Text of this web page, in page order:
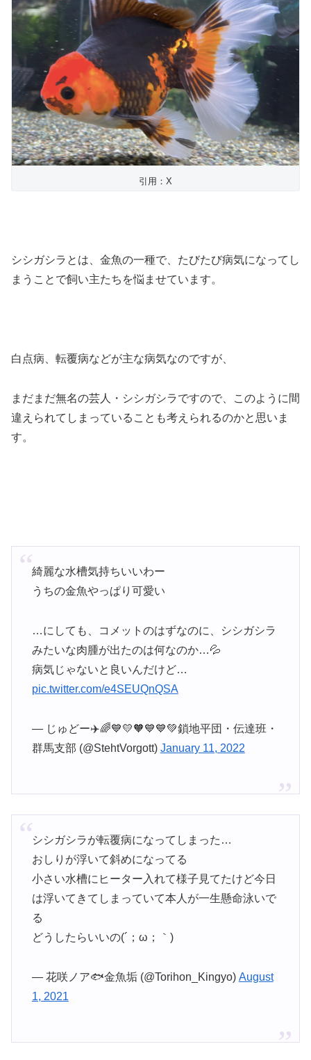
引用：X
シシガシラとは、金魚の一種で、たびたび病気になってし
まうことで飼い主たちを悩ませています。
白点病、転覆病などが主な病気なのですが、
まだまだ無名の芸人・シシガシラですので、このように間
違えられてしまっていることも考えられるのかと思いま
す。
綺麗な水槽気持ちいいわー
うちの金魚やっぱり可愛い
…にしても、コメットのはずなのに、シシガシラ
みたいな肉腫が出たのは何なのか…💦
病気じゃないと良いんだけど…
pic.twitter.com/e4SEUQnQSA
— じゅどー✈️🌈💙💛🧡💙💙💚鎖地平団・伝達班・
群馬支部 (@StehtVorgott) January 11, 2022
シシガシラが転覆病になってしまった…
おしりが浮いて斜めになってる
小さい水槽にヒーター入れて様子見てたけど今日
は浮いてきてしまっていて本人が一生懸命泳いで
る
どうしたらいいの(´；ω；｀)
— 花咲ノア🐟金魚垢 (@Torihon_Kingyo) August
1, 2021